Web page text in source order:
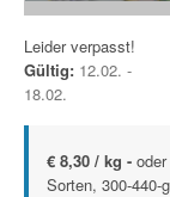
Leider verpasst!
Gültig: 12.02. -
18.02.
€ 8,30 / kg -
Sorten, 300-440-